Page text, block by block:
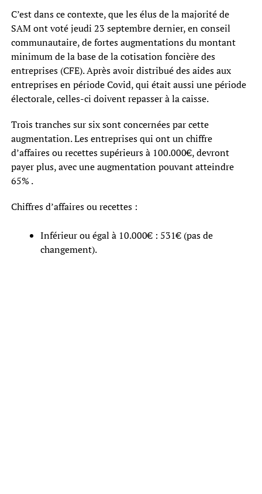
C’est dans ce contexte, que les élus de la majorité de
SAM ont voté jeudi 23 septembre dernier, en conseil
communautaire, de fortes augmentations du montant
minimum de la base de la cotisation foncière des
entreprises (CFE). Après avoir distribué des aides aux
entreprises en période Covid, qui était aussi une période
électorale, celles-ci doivent repasser à la caisse.
Trois tranches sur six sont concernées par cette
augmentation. Les entreprises qui ont un chiffre
d’affaires ou recettes supérieurs à 100.000€, devront
payer plus, avec une augmentation pouvant atteindre
65% .
Chiffres d’affaires ou recettes :
Inférieur ou égal à 10.000€ : 531€ (pas de
changement).